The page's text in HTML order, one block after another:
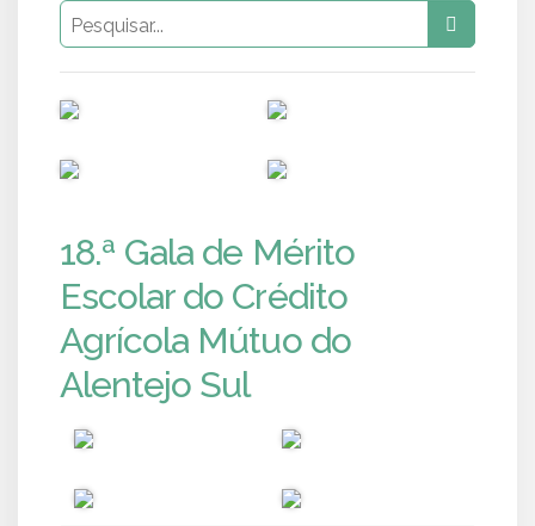
18.ª Gala de Mérito
Escolar do Crédito
Agrícola Mútuo do
Alentejo Sul